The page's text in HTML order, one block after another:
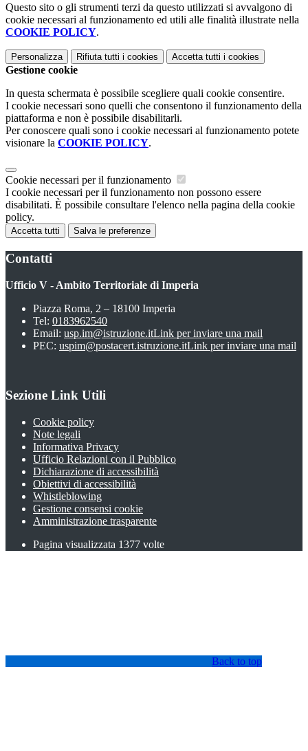
Questo sito o gli strumenti terzi da questo utilizzati si avvalgono di
cookie necessari al funzionamento ed utili alle finalità illustrate nella
COOKIE POLICY.
Personalizza Rifiuta tutti i cookies Accetta tutti i cookies
Gestione cookie
In questa schermata è possibile scegliere quali cookie consentire.
I cookie necessari sono quelli che consentono il funzionamento della
piattaforma e non è possibile disabilitarli.
Per conoscere quali sono i cookie necessari al funzionamento potete
visionare la COOKIE POLICY.
Cookie necessari per il funzionamento
I cookie necessari per il funzionamento non possono essere
disabilitati. È possibile consultare l'elenco nella pagina della cookie
policy.
Accetta tutti Salva le preferenze
Contatti
Ufficio V - Ambito Territoriale di Imperia
Piazza Roma, 2 – 18100 Imperia
Tel: 0183962540
Email: usp.im@istruzione.itLink per inviare una mail
PEC: uspim@postacert.istruzione.itLink per inviare una mail
Sezione Link Utili
Cookie policy
Note legali
Informativa Privacy
Ufficio Relazioni con il Pubblico
Dichiarazione di accessibilità
Obiettivi di accessibilità
Whistleblowing
Gestione consensi cookie
Amministrazione trasparente
Pagina visualizzata 1377 volte
Back to top